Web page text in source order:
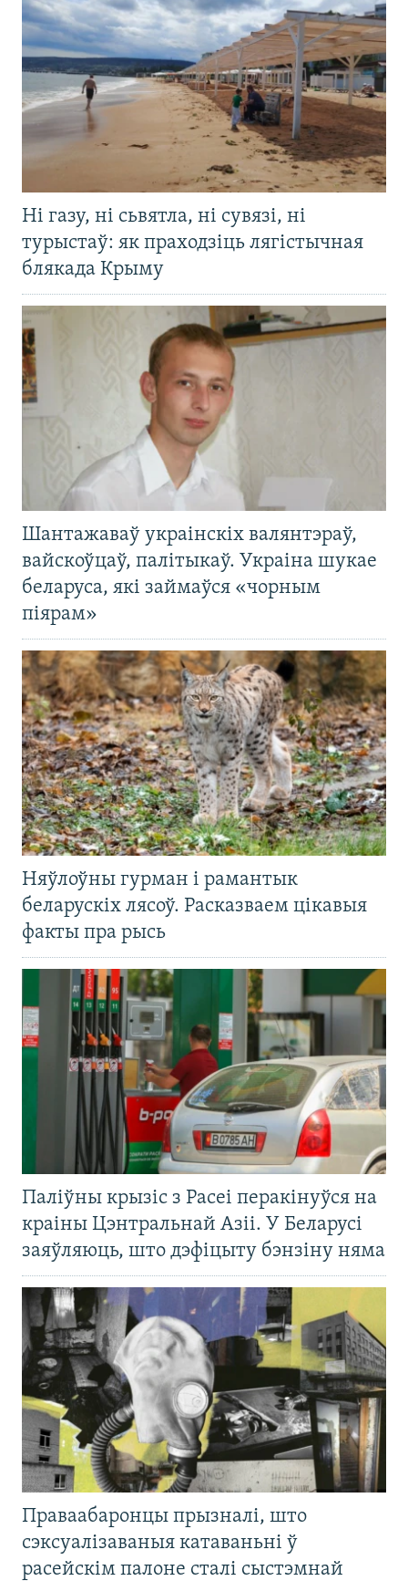
Ні газу, ні сьвятла, ні сувязі, ні
турыстаў: як праходзіць лягістычная
блякада Крыму
Шантажаваў украінскіх валянтэраў,
вайскоўцаў, палітыкаў. Украіна шукае
беларуса, які займаўся «чорным
піярам»
Няўлоўны гурман і рамантык
беларускіх лясоў. Расказваем цікавыя
факты пра рысь
Паліўны крызіс з Расеі перакінуўся на
краіны Цэнтральнай Азіі. У Беларусі
заяўляюць, што дэфіцыту бэнзіну няма
Праваабаронцы прызналі, што
сэксуалізаваныя катаваньні ў
расейскім палоне сталі сыстэмнай